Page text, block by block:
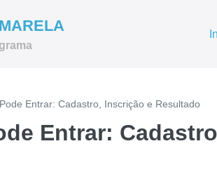
Entrar: Cadastro, Inscrição e Resultado
Entrar: